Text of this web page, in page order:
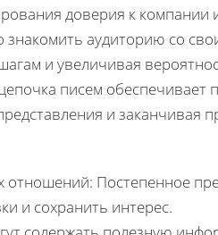
доверия к компании
аудиторию со
и увеличивая
писем обеспечивает
и заканчивая
отношений: Постепенное
и сохранить интерес.